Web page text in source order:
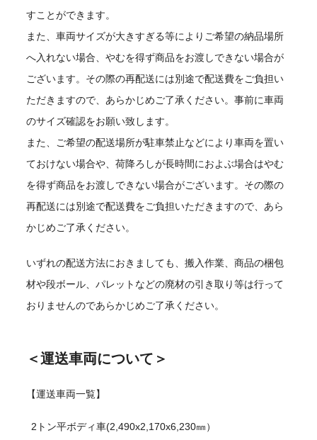
すことができます。
また、車両サイズが大きすぎる等によりご希望の納品場所
へ入れない場合、やむを得ず商品をお渡しできない場合が
ございます。その際の再配送には別途で配送費をご負担い
ただきますので、あらかじめご了承ください。事前に車両
のサイズ確認をお願い致します。
また、ご希望の配送場所が駐車禁止などにより車両を置い
ておけない場合や、荷降ろしが長時間におよぶ場合はやむ
を得ず商品をお渡しできない場合がございます。その際の
再配送には別途で配送費をご負担いただきますので、あら
かじめご了承ください。
いずれの配送方法におきましても、搬入作業、商品の梱包
材や段ボール、パレットなどの廃材の引き取り等は行って
おりませんのであらかじめご了承ください。
＜運送車両について＞
【運送車両一覧】
2トン平ボディ車(2,490x2,170x6,230㎜）